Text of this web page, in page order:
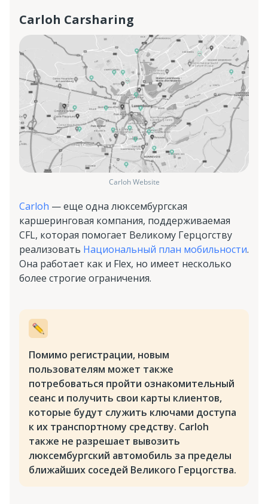
Carloh Carsharing
Carloh Website
Carloh — еще одна люксембургская
каршеринговая компания, поддерживаемая
CFL, которая помогает Великому Герцогству
реализовать Национальный план мобильности.
Она работает как и Flex, но имеет несколько
более строгие ограничения.
Помимо регистрации, новым
пользователям может также
потребоваться пройти ознакомительный
сеанс и получить свои карты клиентов,
которые будут служить ключами доступа
к их транспортному средству. Carloh
также не разрешает вывозить
люксембургский автомобиль за пределы
ближайших соседей Великого Герцогства.